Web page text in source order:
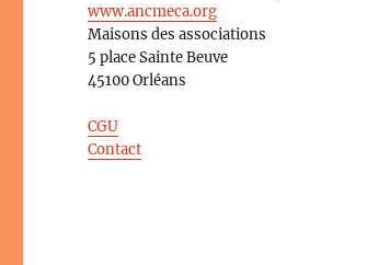
www.ancmeca.org
Maisons des associations
5 place Sainte Beuve
45100 Orléans
CGU
Contact